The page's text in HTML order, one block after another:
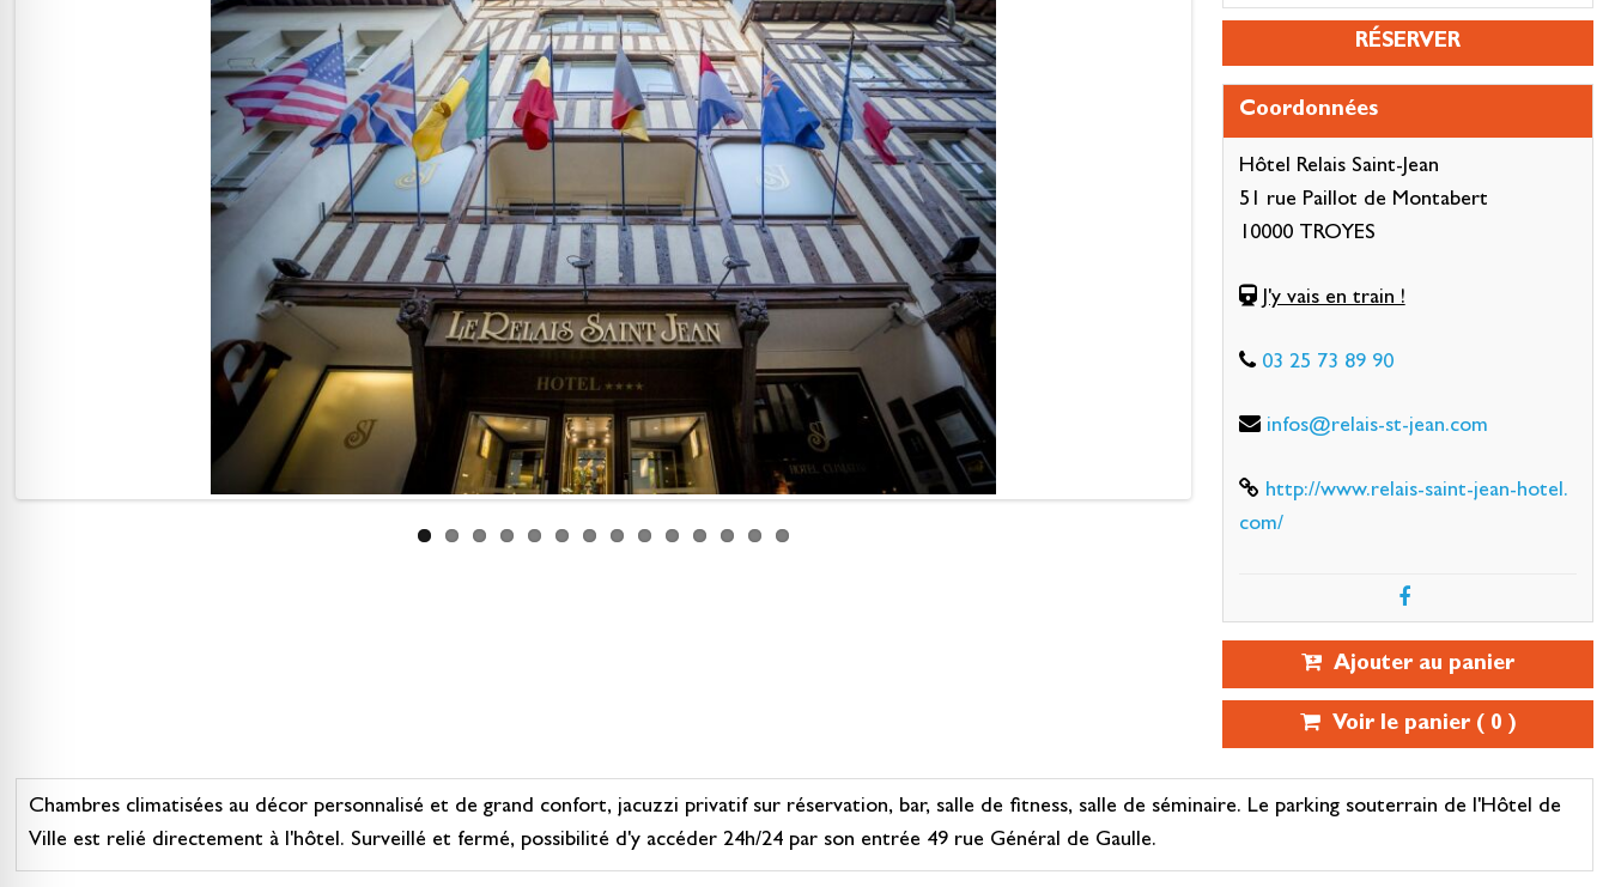
RÉSERVER
Coordonnées
Hôtel Relais Saint-Jean
51 rue Paillot de Montabert
10000 TROYES
J'y vais en train !
03 25 73 89 90
infos@relais-st-jean.com
http://www.relais-saint-jean-hotel.
com/
Ajouter au panier
Voir le panier ( 0 )
Chambres climatisées au décor personnalisé et de grand confort, jacuzzi privatif sur réservation, bar, salle de fitness, salle de séminaire. Le parking souterrain de l'Hôtel de
Ville est relié directement à l'hôtel. Surveillé et fermé, possibilité d'y accéder 24h/24 par son entrée 49 rue Général de Gaulle.